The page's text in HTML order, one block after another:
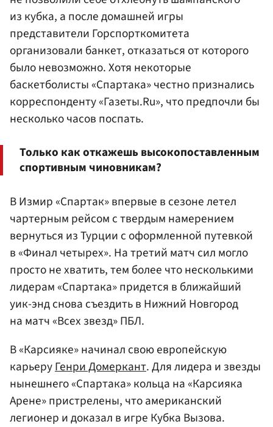
из кубка, а после домашней игры
представители Горспорткомитета
организовали банкет, отказаться от которого
было невозможно. Хотя некоторые
баскетболисты «Спартака» честно признались
корреспонденту «Газеты.Ru», что предпочли бы
несколько часов поспать.
Только как откажешь высокопоставленным
спортивным чиновникам?
В Измир «Спартак» впервые в сезоне летел
чартерным рейсом с твердым намерением
вернуться из Турции с оформленной путевкой
в «Финал четырех». На третий матч сил могло
просто не хватить, тем более что несколькими
лидерам «Спартака» придется в ближайший
уик-энд снова съездить в Нижний Новгород
на матч «Всех звезд» ПБЛ.
В «Карсияке» начинал свою европейскую
карьеруГенри Домеркант. Для лидера и звезды
нынешнего «Спартака» кольца на «Карсияка
Арене» пристрелены, что американский
легионер и доказал в игре Кубка Вызова.